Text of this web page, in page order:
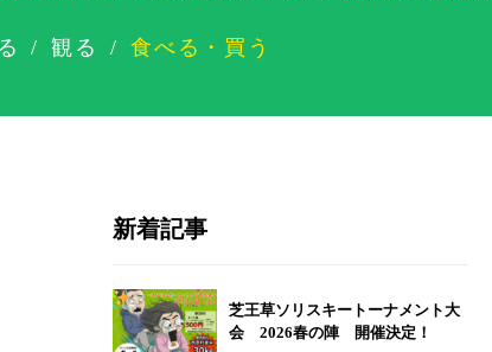
観る 食べる・買う
新着記事
芝王草ソリスキートーナメント大
会 2026春の陣 開催決定！